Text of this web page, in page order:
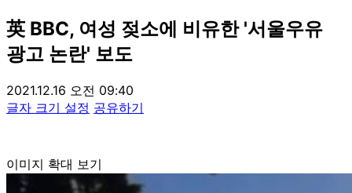
英 BBC, 여성 젖소에 비유한 '서울우유
광고 논란' 보도
2021.12.16 오전 09:40
글자 크기 설정 공유하기
이미지 확대 보기